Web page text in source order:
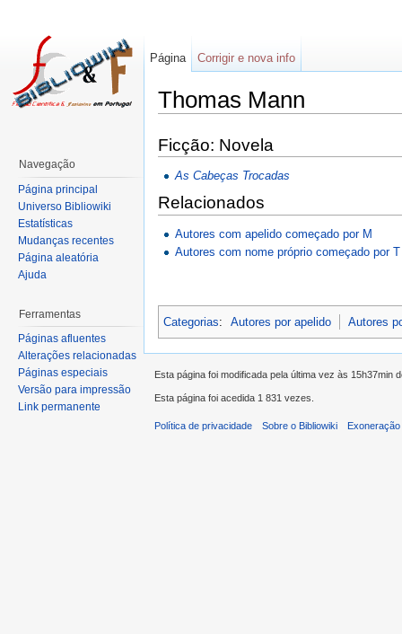
Thomas Mann
Ficção: Novela
As Cabeças Trocadas
Relacionados
Autores com apelido começado por M
Autores com nome próprio começado por T
Categorias: Autores por apelido Autores
Página Corrigir e nova info
Navegação
Página principal
Universo Bibliowiki
Estatísticas
Mudanças recentes
Página aleatória
Ajuda
Ferramentas
Páginas afluentes
Alterações relacionadas
Páginas especiais
Versão para impressão
Link permanente
Esta página foi modificada pela última vez às 15h37min
Esta página foi acedida 1 831 vezes.
Política de privacidade Sobre o Bibliowiki